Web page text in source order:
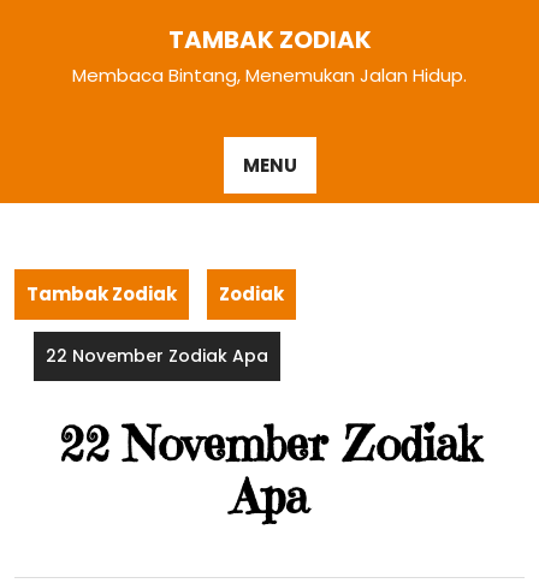
TAMBAK ZODIAK
Membaca Bintang, Menemukan Jalan Hidup.
MENU
Tambak Zodiak Zodiak
22 November Zodiak Apa
22 November Zodiak
Apa